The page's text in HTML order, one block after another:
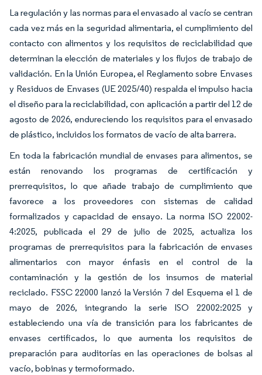
La regulación y las normas para el envasado al vacío se centran
cada vez más en la seguridad alimentaria, el cumplimiento del
contacto con alimentos y los requisitos de reciclabilidad que
determinan la elección de materiales y los flujos de trabajo de
validación. En la Unión Europea, el Reglamento sobre Envases
y Residuos de Envases (UE 2025/40) respalda el impulso hacia
el diseño para la reciclabilidad, con aplicación a partir del 12 de
agosto de 2026, endureciendo los requisitos para el envasado
de plástico, incluidos los formatos de vacío de alta barrera.
En toda la fabricación mundial de envases para alimentos, se
están renovando los programas de certificación y
prerrequisitos, lo que añade trabajo de cumplimiento que
favorece a los proveedores con sistemas de calidad
formalizados y capacidad de ensayo. La norma ISO 22002-
4:2025, publicada el 29 de julio de 2025, actualiza los
programas de prerrequisitos para la fabricación de envases
alimentarios con mayor énfasis en el control de la
contaminación y la gestión de los insumos de material
reciclado. FSSC 22000 lanzó la Versión 7 del Esquema el 1 de
mayo de 2026, integrando la serie ISO 22002:2025 y
estableciendo una vía de transición para los fabricantes de
envases certificados, lo que aumenta los requisitos de
preparación para auditorías en las operaciones de bolsas al
vacío, bobinas y termoformado.